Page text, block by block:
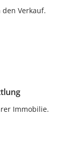
Verkauf.
Immobilie.